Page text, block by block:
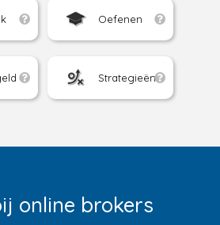
Oefenen
Strategieën
online brokers